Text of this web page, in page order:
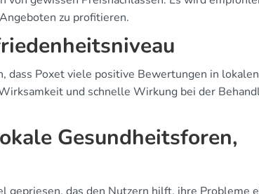
zu profitieren.
dass Poxet viele positive Bewertungen in
und schnelle Wirkung bei der
Gesundheitsforen,